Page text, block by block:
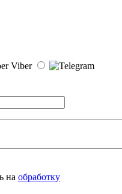
Viber
на обработку